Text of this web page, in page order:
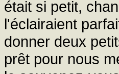
était si petit,
l'éclairaient
donner deux
prêt pour nous